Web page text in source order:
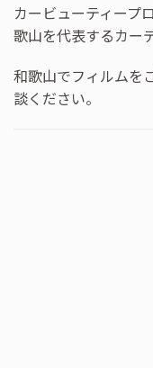
カービューティープ
歌山を代表するカー
和歌山でフィルムを
談ください。